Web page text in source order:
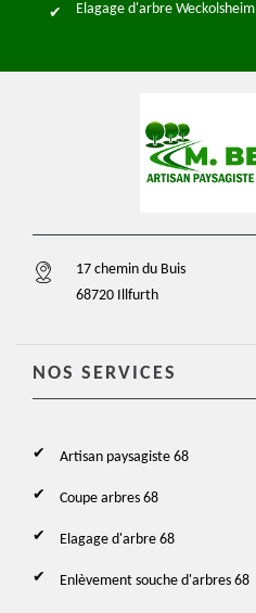
Elagage d'arbre Weckolsheim
17 chemin du Buis
68720 Illfurth
NOS SERVICES
Artisan paysagiste 68
Coupe arbres 68
Elagage d'arbre 68
Enlèvement souche d'arbres 68